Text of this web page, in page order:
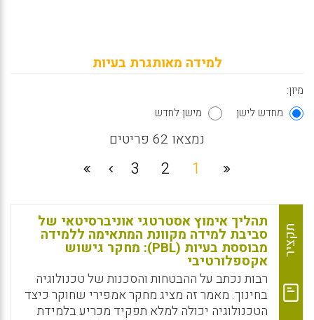
למידה מאותגרת בעיות
מיון:
מחדש לישן
מישן לחדש
נמצאו 62 פריטים
1
2
3
תקציר
תהליך אימוץ אסטרטגי אוניברסיטאי של
סביבת למידה מקוונת המתאימה ללמידה
מבוססת בעיות (PBL): מחקר גישוש
אקספלורטיבי
רבות נכתב על ההבטחות והסכנות של טכנולוגיה
בחינוך. מאמר זה מציג מחקר אמפירי שחוקר כיצד
הטכנולוגיה יכולה למלא תפקיד מכריע בלמידת